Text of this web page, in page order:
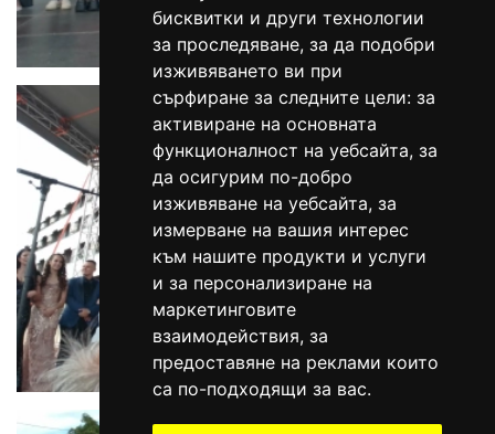
бисквитки и други технологии
за проследяване, за да подобри
изживяването ви при
сърфиране за следните цели: за
активиране на основната
функционалност на уебсайта, за
да осигурим по-добро
изживяване на уебсайта, за
измерване на вашия интерес
към нашите продукти и услуги
и за персонализиране на
маркетинговите
взаимодействия, за
предоставяне на реклами които
са по-подходящи за вас.